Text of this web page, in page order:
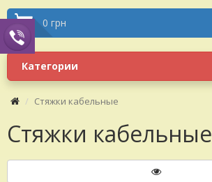
0 грн
Категории
Стяжки кабельные
Стяжки кабельные